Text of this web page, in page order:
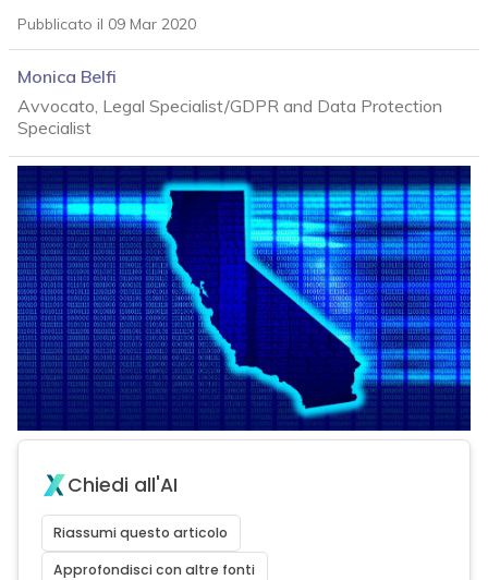
Pubblicato il 09 Mar 2020
Monica Belfi
Avvocato, Legal Specialist/GDPR and Data Protection
Specialist
Chiedi all'AI
Riassumi questo articolo
Approfondisci con altre fonti